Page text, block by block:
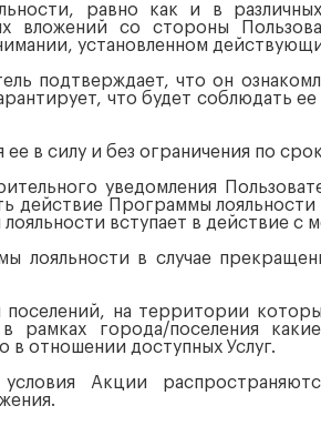
равно как и в
вложений со стороны
установленном
подтверждает, что он
что будет соблюдать
в силу и без ограничения по
уведомления
действие Программы
вступает в действие с
лояльности в случае
на территории
рамках города/поселения
в отношении доступных Услуг.
Акции